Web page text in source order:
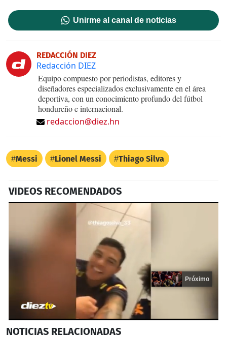
Unirme al canal de noticias
REDACCIÓN DIEZ
Redacción DIEZ
Equipo compuesto por periodistas, editores y
diseñadores especializados exclusivamente en el área
deportiva, con un conocimiento profundo del fútbol
hondureño e internacional.
redaccion@diez.hn
Messi Lionel Messi Thiago Silva
VIDEOS RECOMENDADOS
seconds
Próximo
NOTICIAS RELACIONADAS